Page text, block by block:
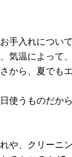
手入れについ
気温によって
から、夏でも
使うものだか
や、クリーニ